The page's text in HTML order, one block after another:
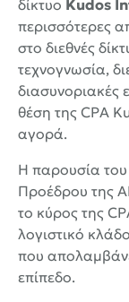
δίκτυο Kudos
περισσότερες
στο διεθνές
τεχνογνωσία,
διασυνοριακές
θέση της CPA
αγορά.
Η παρουσία
Προέδρου της
το κύρος της
λογιστικό
που
επίπεδο.